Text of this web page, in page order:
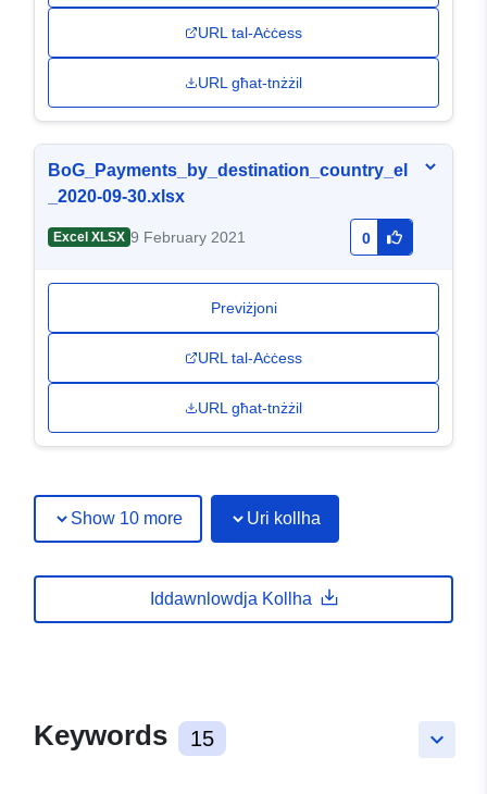
URL tal-Aċċess
URL għat-tnżżil
BoG_Payments_by_destination_country_el
_2020-09-30.xlsx
Excel XLSX 9 February 2021 0
Previżjoni
URL tal-Aċċess
URL għat-tnżżil
Show 10 more Uri kollha
Iddawnlowdja Kollha
keyboard_arrow_down
Keywords 15